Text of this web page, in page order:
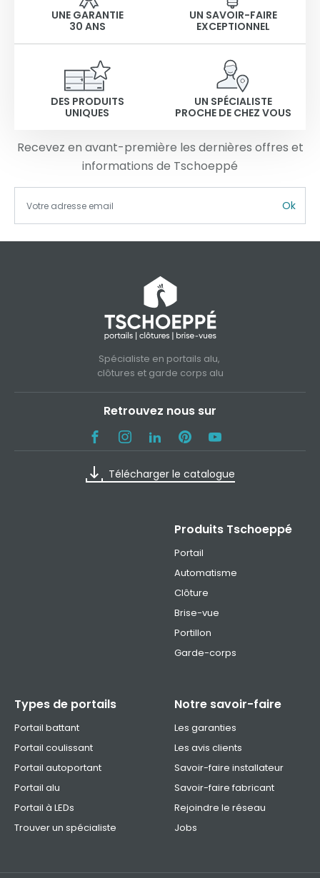
UNE GARANTIE
30 ANS
UN SAVOIR-FAIRE
EXCEPTIONNEL
DES PRODUITS
UNIQUES
UN SPÉCIALISTE
PROCHE DE CHEZ VOUS
Recevez en avant-première les dernières offres et
informations de Tschoeppé
Ok
Spécialiste en portails alu,
clôtures et garde corps alu
Retrouvez nous sur
Télécharger le catalogue
Produits Tschoeppé
Portail
Automatisme
Clôture
Brise-vue
Portillon
Garde-corps
Types de portails
Portail battant
Portail coulissant
Portail autoportant
Portail alu
Portail à LEDs
Trouver un spécialiste
Notre savoir-faire
Les garanties
Les avis clients
Savoir-faire installateur
Savoir-faire fabricant
Rejoindre le réseau
Jobs